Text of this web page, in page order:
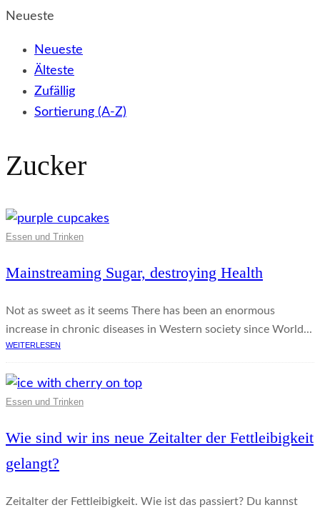
Neueste
Neueste
Älteste
Zufällig
Sortierung (A-Z)
Zucker
Essen und Trinken
Mainstreaming Sugar, destroying Health
Not as sweet as it seems There has been an enormous
increase in chronic diseases in Western society since World...
WEITERLESEN
Essen und Trinken
Wie sind wir ins neue Zeitalter der Fettleibigkeit
gelangt?
Zeitalter der Fettleibigkeit. Wie ist das passiert? Du kannst